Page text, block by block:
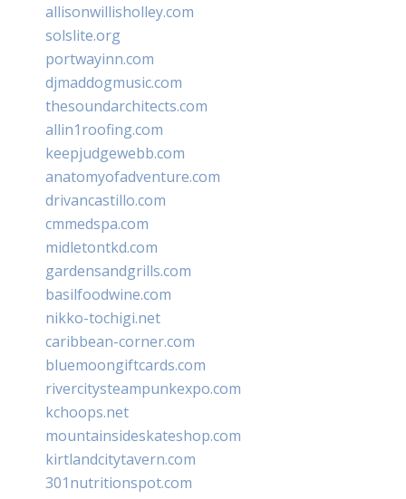
allisonwillisholley.com
solslite.org
portwayinn.com
djmaddogmusic.com
thesoundarchitects.com
allin1roofing.com
keepjudgewebb.com
anatomyofadventure.com
drivancastillo.com
cmmedspa.com
midletontkd.com
gardensandgrills.com
basilfoodwine.com
nikko-tochigi.net
caribbean-corner.com
bluemoongiftcards.com
rivercitysteampunkexpo.com
kchoops.net
mountainsideskateshop.com
kirtlandcitytavern.com
301nutritionspot.com